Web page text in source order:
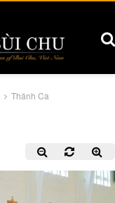
Thánh Ca